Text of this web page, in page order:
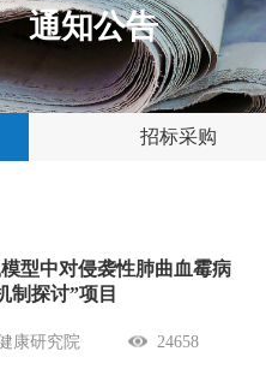
通知公告
招标采购
型中对侵袭性肺曲血霉病
制探讨”项目
康研究院 24658